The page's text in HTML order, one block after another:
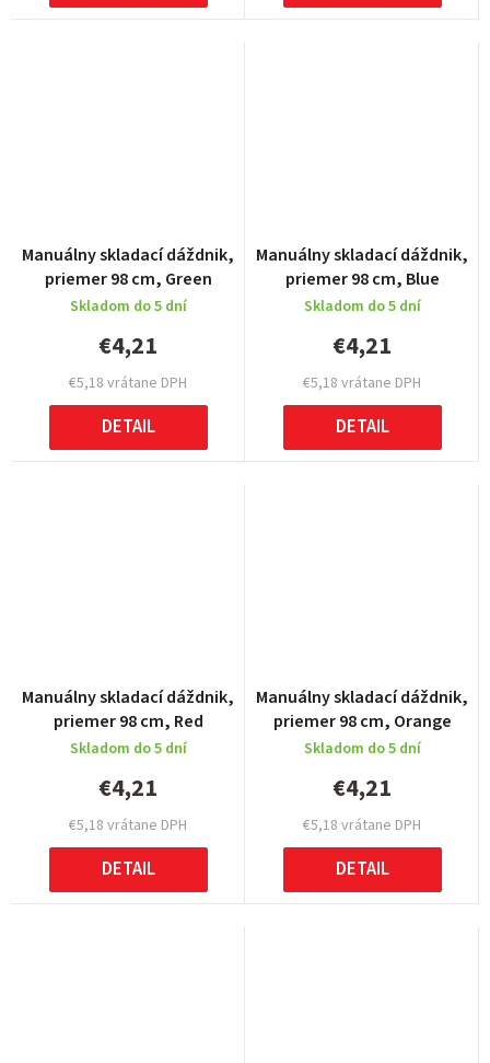
Manuálny skladací dáždnik,
priemer 98 cm, Green
Skladom do 5 dní
€5,18 vrátane DPH
€4,21
DETAIL
Manuálny skladací dáždnik,
priemer 98 cm, Blue
Skladom do 5 dní
€5,18 vrátane DPH
€4,21
DETAIL
Manuálny skladací dáždnik,
priemer 98 cm, Red
Skladom do 5 dní
€5,18 vrátane DPH
€4,21
DETAIL
Manuálny skladací dáždnik,
priemer 98 cm, Orange
Skladom do 5 dní
€5,18 vrátane DPH
€4,21
DETAIL